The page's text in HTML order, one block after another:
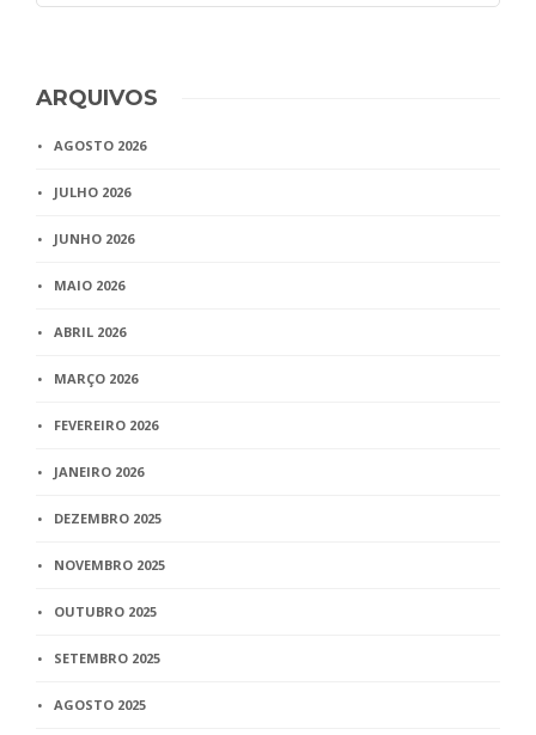
ARQUIVOS
AGOSTO 2026
JULHO 2026
JUNHO 2026
MAIO 2026
ABRIL 2026
MARÇO 2026
FEVEREIRO 2026
JANEIRO 2026
DEZEMBRO 2025
NOVEMBRO 2025
OUTUBRO 2025
SETEMBRO 2025
AGOSTO 2025